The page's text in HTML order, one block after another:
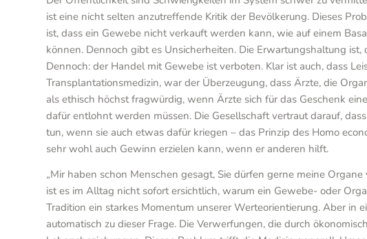
ist eine nicht selten anzutreffende Kritik der Bevölkerung. Dieses
ist, dass ein Gewebe nicht verkauft werden kann, wie auf einem
können. Dennoch gibt es Unsicherheiten. Die Erwartungshaltung
Dennoch: der Handel mit Gewebe ist verboten. Klar ist auch, dass
Transplantationsmedizin, war der Überzeugung, dass Ärzte, die
als ethisch höchst fragwürdig, wenn Ärzte sich für das Geschenk
dafür entlohnt werden müssen. Die Gesellschaft vertraut darauf,
tun, wenn sie auch etwas dafür kriegen – das Prinzip des Homo
sehr wohl auch Gewinn erzielen kann, wenn er anderen hilft.
„Mir haben schon Menschen gesagt, Sie dürfen gerne meine
ist es im Alltag nicht sofort ersichtlich, warum ein Gewebe- oder
Tradition ein starkes Momentum unserer Werteorientierung. Aber
automatisch zu dieser Frage. Die Verwerfungen, die durch